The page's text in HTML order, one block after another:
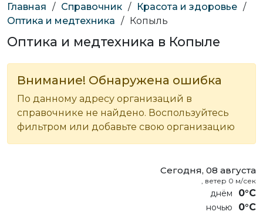
Главная / Справочник / Красота и здоровье /
Оптика и медтехника / Копыль
Оптика и медтехника в Копыле
Внимание! Обнаружена ошибка
По данному адресу организаций в
справочнике не найдено. Воспользуйтесь
фильтром или добавьте свою организацию
Сегодня, 08 августа
, ветер 0 м/сек
0°C
0°C